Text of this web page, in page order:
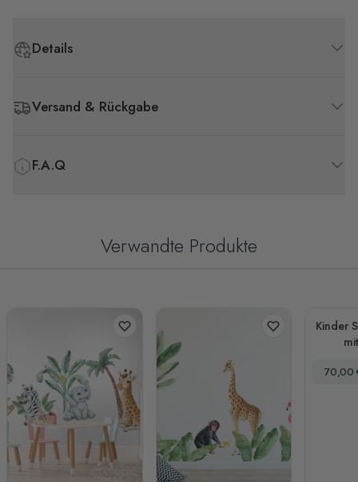
Details
Versand & Rückgabe
F.A.Q
Verwandte Produkte
Kinder
70,00